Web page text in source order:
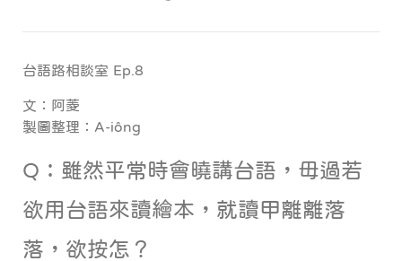
台語路相談室 Ep.8
文：阿菱
製圖整理：A-iông
Q：雖然平常時會曉講台語，毋過若
欲用台語來讀繪本，就讀甲離離落
落，欲按怎？